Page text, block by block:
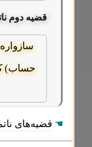
قضیه دوم
حساب)
☚ قضیه‌های